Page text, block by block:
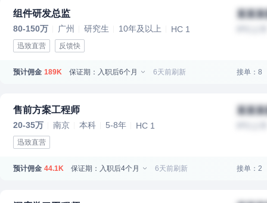
组件研发总监
80-150万 广州 研究生 10年及以上 HC 1
迅致直营 反馈快
某某
预计佣金 189K 保证期：入职后6个月 6天前刷新 接单：8
售前方案工程师
20-35万 南京 本科 5-8年 HC 1
迅致直营
某某
预计佣金 44.1K 保证期：入职后4个月 6天前刷新 接单：2